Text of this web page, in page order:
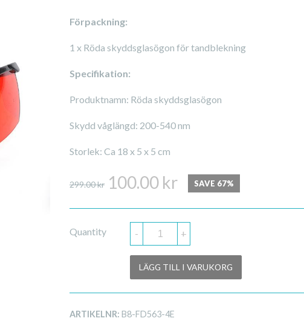
Förpackning:
1 x Röda skyddsglasögon för tandblekning
Specifikation:
Produktnamn: Röda skyddsglasögon
Skydd våglängd: 200-540 nm
Storlek: Ca 18 x 5 x 5 cm
299.00kr Det
priset
var:
299.00 kr.
100.00 krDet
priset
är:
100.00 kr.
SAVE 67%
Quantity - +
LÄGG TILL I VARUKORG
ARTIKELNR: B8-FD563-4E